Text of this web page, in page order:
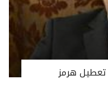
هرمز